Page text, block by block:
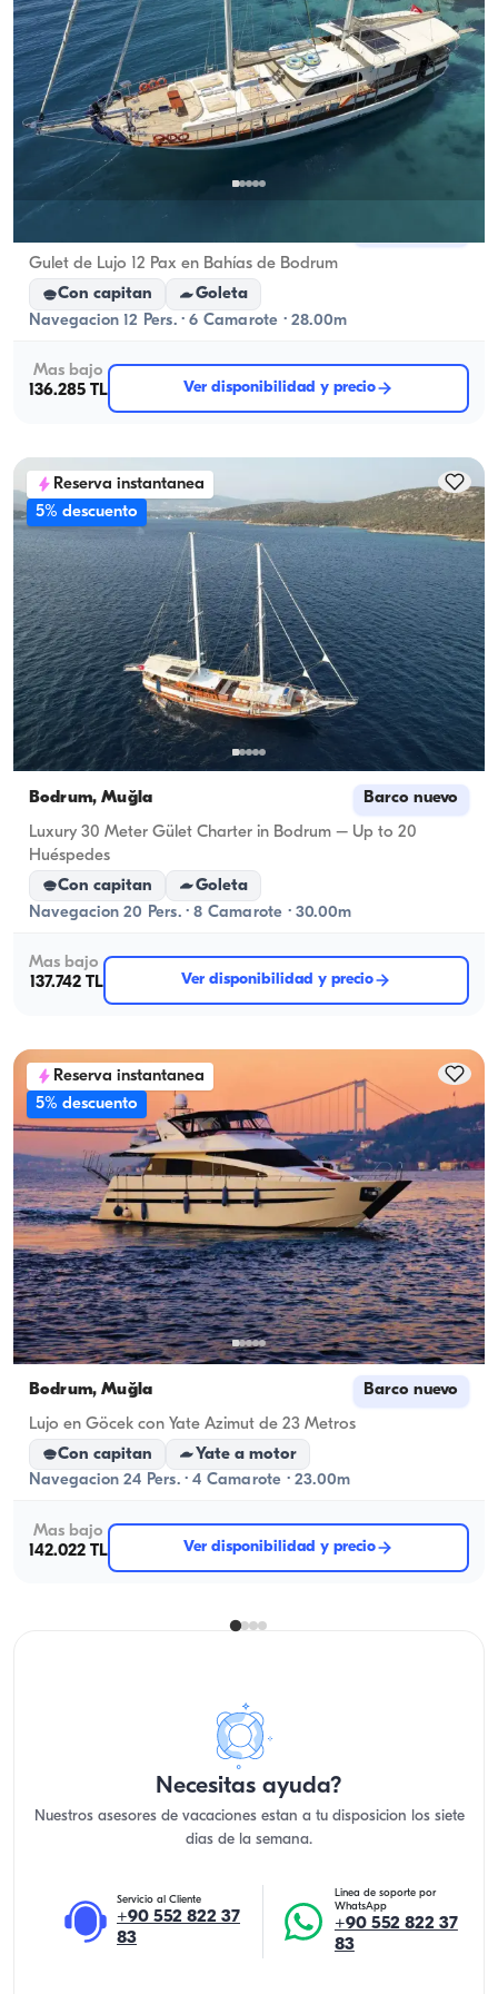
Gulet de Lujo 12 Pax en Bahías de Bodrum
Con capitan
Goleta
Navegacion 12 Pers. · 6 Camarote · 28.00m
Mas bajo
136.285 TL
Ver disponibilidad y precio
Reserva instantanea
5% descuento
Bodrum, Muğla Barco nuevo
Luxury 30 Meter Gület Charter in Bodrum – Up to 20
Huéspedes
Con capitan
Goleta
Navegacion 20 Pers. · 8 Camarote · 30.00m
Mas bajo
137.742 TL
Ver disponibilidad y precio
Reserva instantanea
5% descuento
Bodrum, Muğla Barco nuevo
Lujo en Göcek con Yate Azimut de 23 Metros
Con capitan
Yate a motor
Navegacion 24 Pers. · 4 Camarote · 23.00m
Mas bajo
142.022 TL
Ver disponibilidad y precio
Necesitas ayuda?
Nuestros asesores de vacaciones estan a tu disposicion los siete
dias de la semana.
Servicio al Cliente
+90 552 822 37
83
Linea de soporte por
WhatsApp
+90 552 822 37
83